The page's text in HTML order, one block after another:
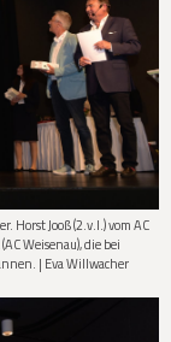
Horst Jooß (2.v.l.) vom AC
Weisenau), die bei
| Eva Willwacher